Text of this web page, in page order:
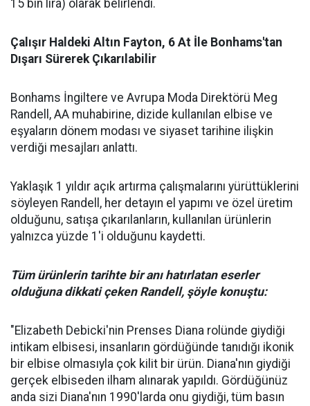
15 bin lira) olarak belirlendi.
Çalışır Haldeki Altın Fayton, 6 At İle Bonhams'tan
Dışarı Sürerek Çıkarılabilir
Bonhams İngiltere ve Avrupa Moda Direktörü Meg
Randell, AA muhabirine, dizide kullanılan elbise ve
eşyaların dönem modası ve siyaset tarihine ilişkin
verdiği mesajları anlattı.
Yaklaşık 1 yıldır açık artırma çalışmalarını yürüttüklerini
söyleyen Randell, her detayın el yapımı ve özel üretim
olduğunu, satışa çıkarılanların, kullanılan ürünlerin
yalnızca yüzde 1'i olduğunu kaydetti.
Tüm ürünlerin tarihte bir anı hatırlatan eserler
olduğuna dikkati çeken Randell, şöyle konuştu:
"Elizabeth Debicki'nin Prenses Diana rolünde giydiği
intikam elbisesi, insanların gördüğünde tanıdığı ikonik
bir elbise olmasıyla çok kilit bir ürün. Diana'nın giydiği
gerçek elbiseden ilham alınarak yapıldı. Gördüğünüz
anda sizi Diana'nın 1990'larda onu giydiği, tüm basın